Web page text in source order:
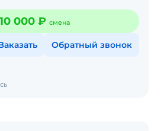
10 000 ₽ смена
Обратный звонок